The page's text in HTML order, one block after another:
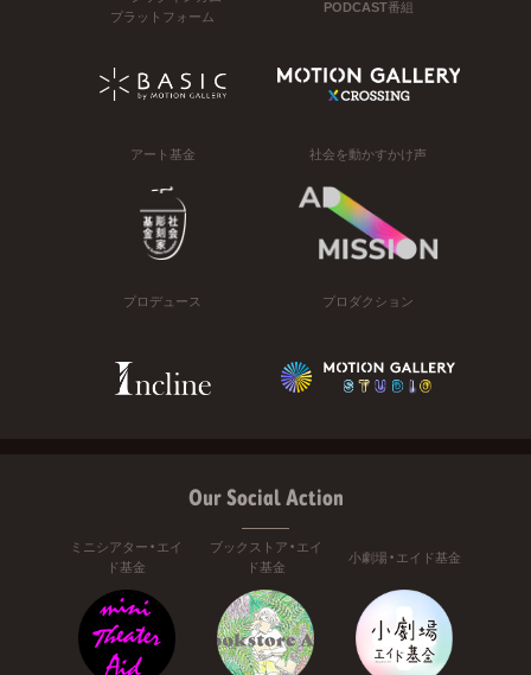
プラットフォーム
PODCAST番組
アート基金 社会を動かすかけ声
プロデュース プロダクション
Our Social Action
ミニシアター・エイ
ド基金
ブックストア・エイ
ド基金
小劇場・エイド基金